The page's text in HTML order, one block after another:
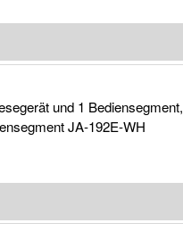
und 1 Bediensegment,
JA-192E-WH